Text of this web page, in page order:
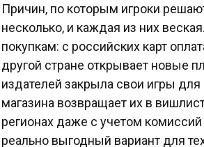
Причин, по которым игроки
несколько, и каждая из них
покупкам: с российских карт
другой стране открывает новые
издателей закрыла свои игры
магазина возвращает их в
регионах даже с учетом
реально выгодный вариант для